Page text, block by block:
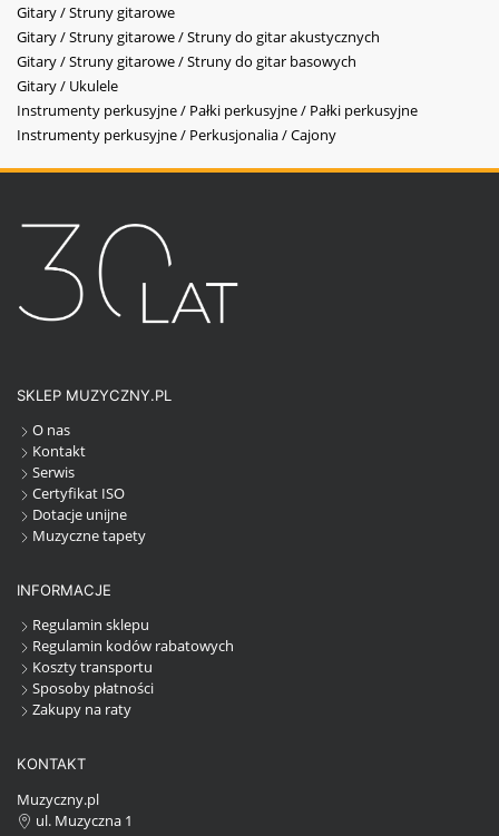
Gitary / Struny gitarowe
Gitary / Struny gitarowe / Struny do gitar akustycznych
Gitary / Struny gitarowe / Struny do gitar basowych
Gitary / Ukulele
Instrumenty perkusyjne / Pałki perkusyjne / Pałki perkusyjne
Instrumenty perkusyjne / Perkusjonalia / Cajony
SKLEP MUZYCZNY.PL
O nas
Kontakt
Serwis
Certyfikat ISO
Dotacje unijne
Muzyczne tapety
INFORMACJE
Regulamin sklepu
Regulamin kodów rabatowych
Koszty transportu
Sposoby płatności
Zakupy na raty
KONTAKT
Muzyczny.pl
ul. Muzyczna 1